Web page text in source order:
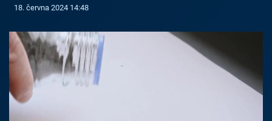
18. června 2024 14:48